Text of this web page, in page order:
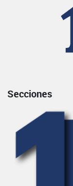
Secciones